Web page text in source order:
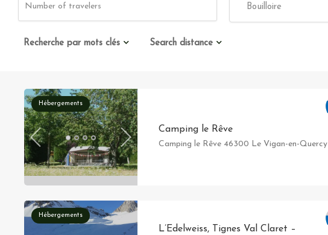
Bouilloire
Recherche par mots clés Search distance
Hébergements
Camping le Rêve
Camping le Rêve 46300 Le Vigan-en-Quercy
Hébergements
L’Edelweiss, Tignes Val Claret –